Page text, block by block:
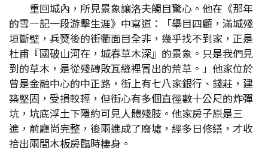
重回城內，所見景象讓洛夫觸目驚心。他在《那年
的雪—記一段游擊生涯》中寫道：「舉目四顧，滿城殘
垣斷壁，兵燹後的街衢面目全非，幾乎找不到家，正是
杜甫『國破山河在，城春草木深』的景象。只是我們見
到的草木，是從殘磚敗瓦縫裡冒出的荒草。」他家位於
曾是金融中心的中正路，街上有七八家銀行、錢莊，建
築堅固，受損較輕，但街心有多個直徑數十公尺的炸彈
坑，坑底浮土下隱約可見人體殘肢。他家房子原是三
進，前廳尚完整，後兩進成了廢墟，經多日修繕，才收
拾出兩間木板房臨時棲身。